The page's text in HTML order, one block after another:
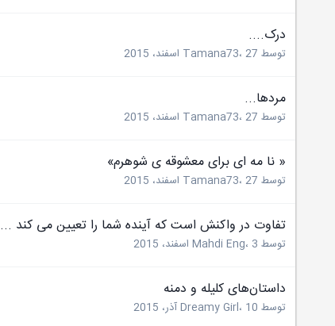
درک....
توسط Tamana73،27 اسفند، 2015
مردها...
توسط Tamana73،27 اسفند، 2015
« نا مه ای برای معشوقه ی شوهرم»
توسط Tamana73،27 اسفند، 2015
تفاوت در واکنش است که آینده شما را تعیین می کند ...
توسط Mahdi Eng، 3 اسفند، 2015
داستان‌های کلیله و دمنه
توسط Dreamy Girl، 10 آذر، 2015